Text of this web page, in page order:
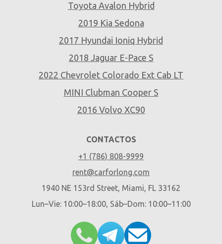
Toyota Avalon Hybrid
2019 Kia Sedona
2017 Hyundai Ioniq Hybrid
2018 Jaguar E-Pace S
2022 Chevrolet Colorado Ext Cab LT
MINI Clubman Cooper S
2016 Volvo XC90
CONTACTOS
+1 (786) 808-9999
rent@carforlong.com
1940 NE 153rd Street, Miami, FL 33162
Lun–Vie: 10:00–18:00, Sáb–Dom: 10:00–11:00